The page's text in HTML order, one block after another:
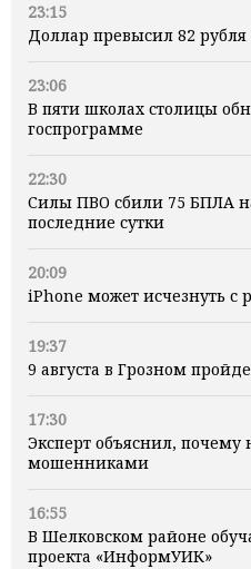
23:15
Доллар превысил 82
23:06
В пяти школах столицы
госпрограмме
22:30
Силы ПВО сбили 75 БПЛА
последние сутки
20:09
iPhone может исчезнуть с
19:37
9 августа в Грозном
17:30
Эксперт объяснил, почему
мошенниками
16:55
В Шелковском районе
проекта «ИнформУИК»